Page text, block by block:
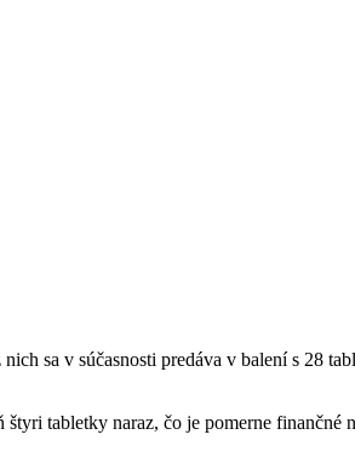
sa v súčasnosti predáva v balení s 28
tabletky naraz, čo je pomerne